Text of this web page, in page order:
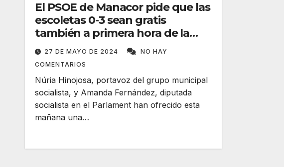
El PSOE de Manacor pide que las
escoletas 0-3 sean gratis
también a primera hora de la
mañana y en julio
27 DE MAYO DE 2024
NO HAY
COMENTARIOS
Núria Hinojosa, portavoz del grupo municipal
socialista, y Amanda Fernández, diputada
socialista en el Parlament han ofrecido esta
mañana una…